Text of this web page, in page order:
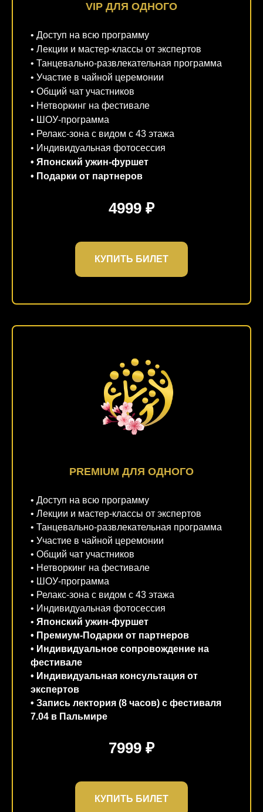
VIP ДЛЯ ОДНОГО
• Доступ на всю программу
• Лекции и мастер-классы от экспертов
• Танцевально-развлекательная программа
• Участие в чайной церемонии
• Общий чат участников
• Нетворкинг на фестивале
• ШОУ-программа
• Релакс-зона с видом с 43 этажа
• Индивидуальная фотосессия
• Японский ужин-фуршет
• Подарки от партнеров
4999 ₽
КУПИТЬ БИЛЕТ
PREMIUM ДЛЯ ОДНОГО
• Доступ на всю программу
• Лекции и мастер-классы от экспертов
• Танцевально-развлекательная программа
• Участие в чайной церемонии
• Общий чат участников
• Нетворкинг на фестивале
• ШОУ-программа
• Релакс-зона с видом с 43 этажа
• Индивидуальная фотосессия
• Японский ужин-фуршет
• Премиум-Подарки от партнеров
• Индивидуальное сопровождение на
фестивале
• Индивидуальная консультация от
экспертов
• Запись лектория (8 часов) с фестиваля
7.04 в Пальмире
7999 ₽
КУПИТЬ БИЛЕТ